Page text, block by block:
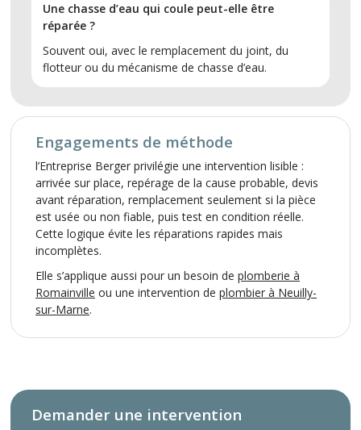
Une chasse d’eau qui coule peut-elle être
réparée ?
Souvent oui, avec le remplacement du joint, du
flotteur ou du mécanisme de chasse d’eau.
Engagements de méthode
l’Entreprise Berger privilégie une intervention lisible :
arrivée sur place, repérage de la cause probable, devis
avant réparation, remplacement seulement si la pièce
est usée ou non fiable, puis test en condition réelle.
Cette logique évite les réparations rapides mais
incomplètes.
Elle s’applique aussi pour un besoin de plomberie à
Romainville ou une intervention de plombier à Neuilly-
sur-Marne.
Demander une intervention